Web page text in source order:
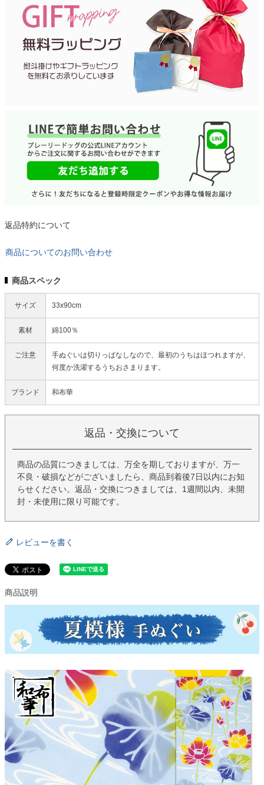
返品特約について
商品についてのお問い合わせ
商品スペック
サイズ 33x90cm
素材 綿100％
ご注意
手ぬぐいは切りっぱなしなので、最初のうちはほつれますが、
何度か洗濯するうちおさまります。
ブランド 和布華
返品・交換について
商品の品質につきましては、万全を期しておりますが、万一
不良・破損などがございましたら、商品到着後7日以内にお知
らせください。返品・交換につきましては、1週間以内、未開
封・未使用に限り可能です。
レビューを書く
商品説明